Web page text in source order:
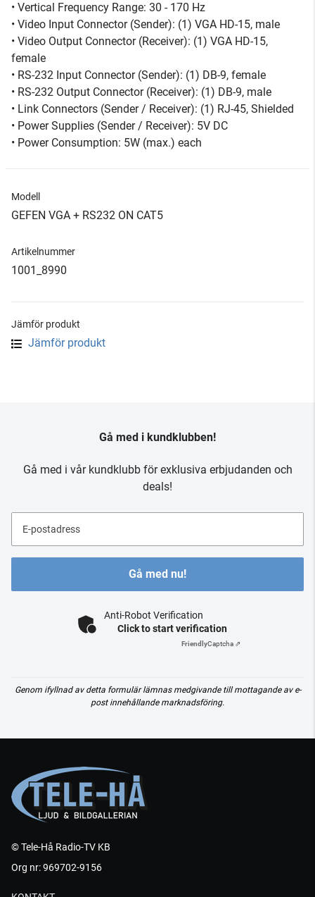
• Vertical Frequency Range: 30 - 170 Hz
• Video Input Connector (Sender): (1) VGA HD-15, male
• Video Output Connector (Receiver): (1) VGA HD-15,
female
• RS-232 Input Connector (Sender): (1) DB-9, female
• RS-232 Output Connector (Receiver): (1) DB-9, male
• Link Connectors (Sender / Receiver): (1) RJ-45, Shielded
• Power Supplies (Sender / Receiver): 5V DC
• Power Consumption: 5W (max.) each
Modell
GEFEN VGA + RS232 ON CAT5
Artikelnummer
1001_8990
Jämför produkt
Jämför produkt
Gå med i kundklubben!
Gå med i vår kundklubb för exklusiva erbjudanden och
deals!
E-postadress
Gå med nu!
Anti-Robot Verification
Click to start verification
FriendlyCaptcha ⇗
Genom ifyllnad av detta formulär lämnas medgivande till mottagande av e-
post innehållande marknadsföring.
© Tele-Hå Radio-TV KB
Org nr: 969702-9156